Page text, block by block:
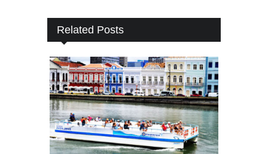
Related Posts